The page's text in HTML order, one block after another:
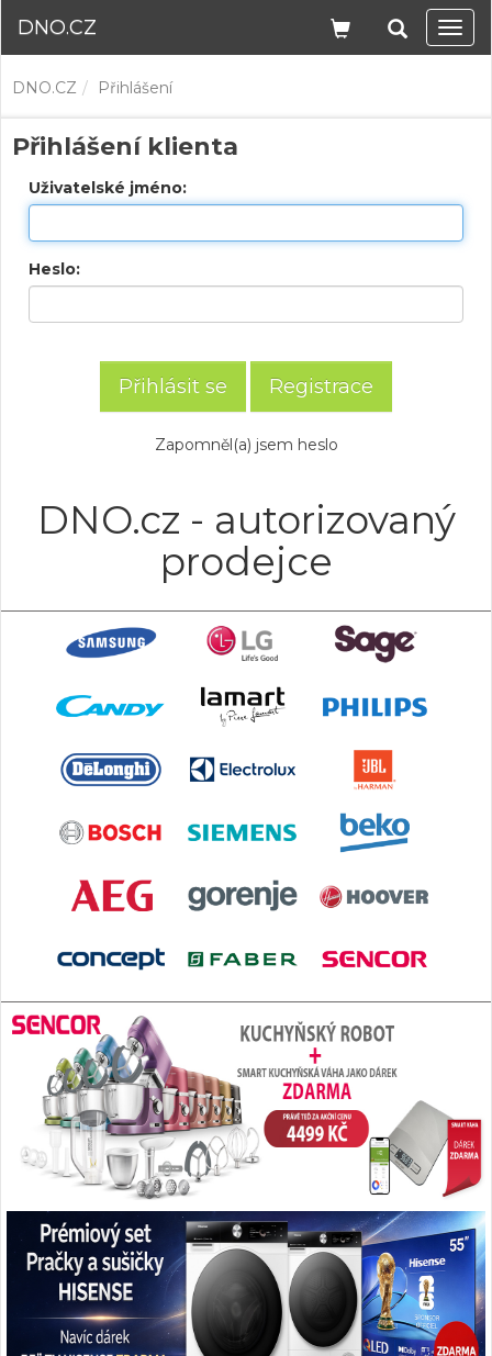
DNO.CZ
DNO.CZ Přihlášení
Přihlášení klienta
Uživatelské jméno:
Heslo:
Registrace
Zapomněl(a) jsem heslo
DNO.cz - autorizovaný
prodejce